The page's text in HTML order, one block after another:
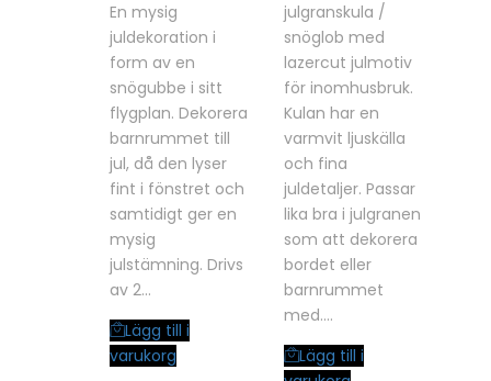
priset
var:
159kr.
är:
79kr.
En mysig
juldekoration i
form av en
snögubbe i sitt
flygplan. Dekorera
barnrummet till
jul, då den lyser
fint i fönstret och
samtidigt ger en
mysig
julstämning. Drivs
av 2…
Lägg till i
varukorg
julgranskula /
snöglob med
lazercut julmotiv
för inomhusbruk.
Kulan har en
varmvit ljuskälla
och fina
juldetaljer. Passar
lika bra i julgranen
som att dekorera
bordet eller
barnrummet
med.…
Lägg till i